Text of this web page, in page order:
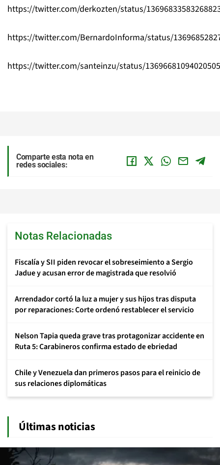
https://twitter.com/derkozten/status/
https://twitter.com/BernardoInforma/status/
https://twitter.com/santeinzu/status/
Comparte esta nota en
redes sociales:
Notas Relacionadas
Fiscalía y SII piden revocar el sobreseimiento a Sergio
Jadue y acusan error de magistrada que resolvió
Arrendador cortó la luz a mujer y sus hijos tras disputa
por reparaciones: Corte ordenó restablecer el servicio
Nelson Tapia queda grave tras protagonizar accidente en
Ruta 5: Carabineros confirma estado de ebriedad
Chile y Venezuela dan primeros pasos para el reinicio de
sus relaciones diplomáticas
Últimas noticias